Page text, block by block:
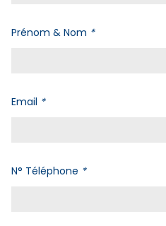
Prénom & Nom *
Email *
N° Téléphone *